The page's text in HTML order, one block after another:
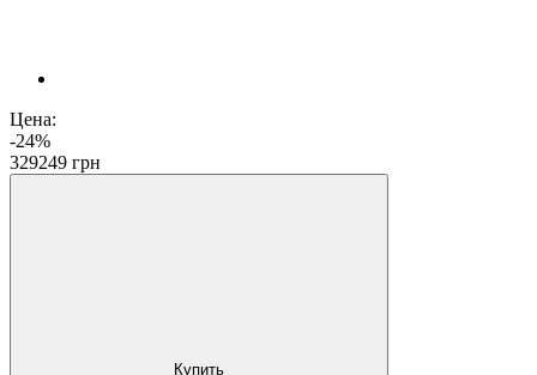
Цена:
-24%
329249 грн
Купить